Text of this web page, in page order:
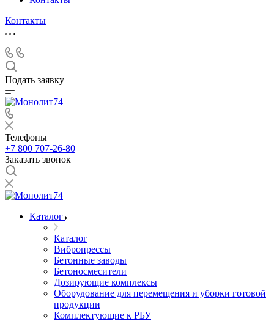
Контакты
Подать заявку
Телефоны
+7 800 707-26-80
Заказать звонок
Каталог
Каталог
Вибропрессы
Бетонные заводы
Бетоносмесители
Дозирующие комплексы
Оборудование для перемещения и уборки готовой
продукции
Комплектующие к РБУ